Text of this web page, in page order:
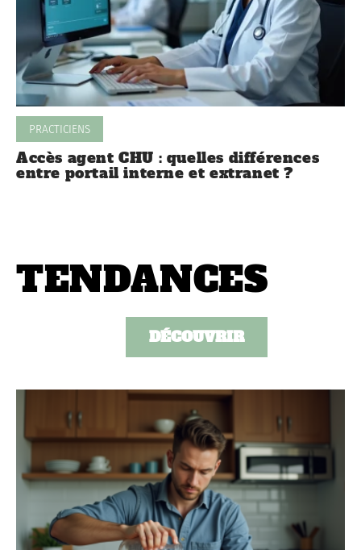
PRACTICIENS
Accès agent CHU : quelles différences
entre portail interne et extranet ?
TENDANCES
DÉCOUVRIR